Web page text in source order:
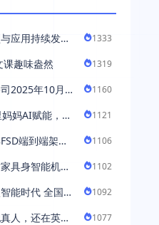
应用持续发展
1333
趣味盎然 1319
2025年10月落
1160
妈AI赋能，助
1121
端到端架
1106
具身智能机器
1102
能时代 全国首
1092
人，还在英国
1077